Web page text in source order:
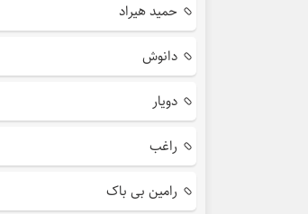
حمید هیراد
دانوش
دویار
راغب
رامین بی باک